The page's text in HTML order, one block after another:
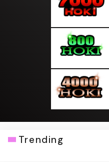
Trending